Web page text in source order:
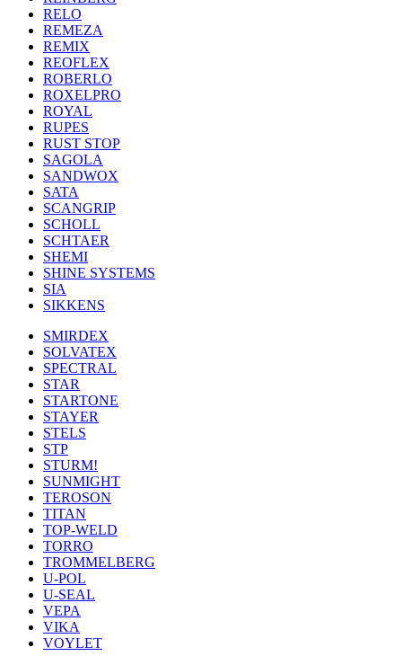
RELO
REMEZA
REMIX
REOFLEX
ROBERLO
ROXELPRO
ROYAL
RUPES
RUST STOP
SAGOLA
SANDWOX
SATA
SCANGRIP
SCHOLL
SCHTAER
SHEMI
SHINE SYSTEMS
SIA
SIKKENS
SMIRDEX
SOLVATEX
SPECTRAL
STAR
STARTONE
STAYER
STELS
STP
STURM!
SUNMIGHT
TEROSON
TITAN
TOP-WELD
TORRO
TROMMELBERG
U-POL
U-SEAL
VEPA
VIKA
VOYLET